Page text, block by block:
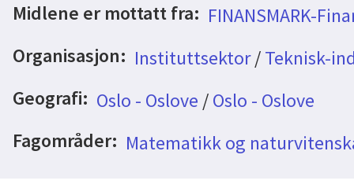
Midlene er mottatt fra: FINANSMARK-
Organisasjon: Instituttsektor/Teknisk-
Geografi: Oslo - Oslove /Oslo - Oslove
Fagområder: Matematikk og